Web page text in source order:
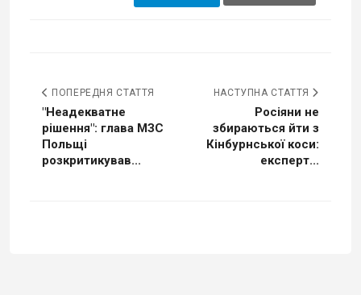
ПОПЕРЕДНЯ СТАТТЯ
"Неадекватне
рішення": глава МЗС
Польщі
розкритикував...
НАСТУПНА СТАТТЯ
Росіяни не
збираються йти з
Кінбурнської коси:
експерт...